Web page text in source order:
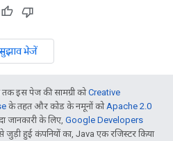
भेजें
इस पेज की सामग्री कोCreative
के तहत और कोड के नमूनों कोApache 2.0
जानकारी के लिए, Google Developers
हुई कंपनियों का, Java एक रजिस्टर किया